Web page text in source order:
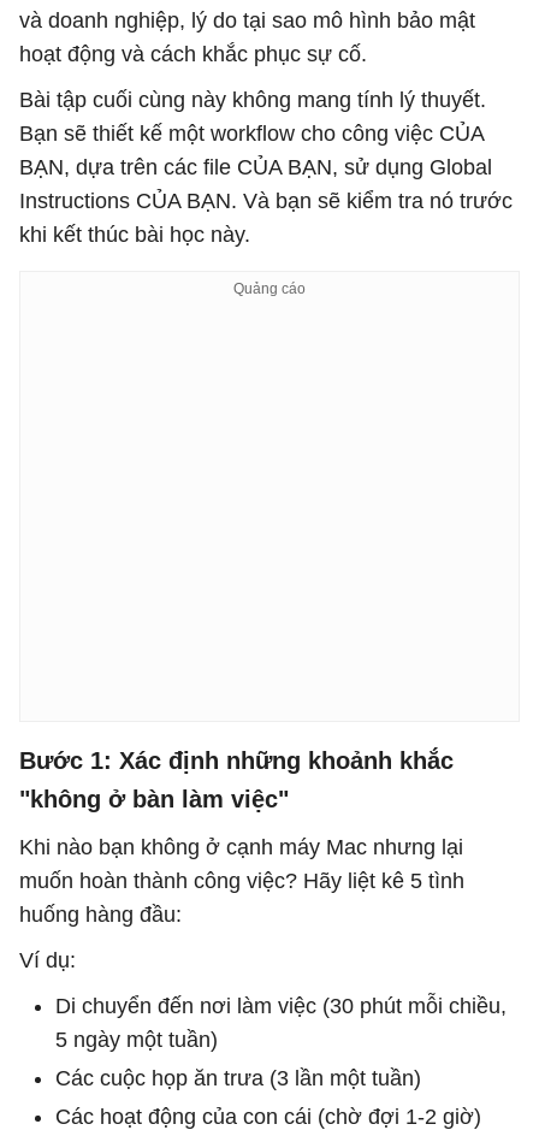
và doanh nghiệp, lý do tại sao mô hình bảo mật
hoạt động và cách khắc phục sự cố.
Bài tập cuối cùng này không mang tính lý thuyết.
Bạn sẽ thiết kế một workflow cho công việc CỦA
BẠN, dựa trên các file CỦA BẠN, sử dụng Global
Instructions CỦA BẠN. Và bạn sẽ kiểm tra nó trước
khi kết thúc bài học này.
Bước 1: Xác định những khoảnh khắc
"không ở bàn làm việc"
Khi nào bạn không ở cạnh máy Mac nhưng lại
muốn hoàn thành công việc? Hãy liệt kê 5 tình
huống hàng đầu:
Ví dụ:
Di chuyển đến nơi làm việc (30 phút mỗi chiều,
5 ngày một tuần)
Các cuộc họp ăn trưa (3 lần một tuần)
Các hoạt động của con cái (chờ đợi 1-2 giờ)